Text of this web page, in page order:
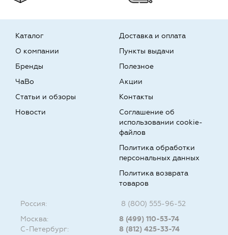
Каталог
О компании
Бренды
Доставка и оплата
Пункты выдачи
Полезное
ЧаВо
Статьи и обзоры
Новости
Акции
Контакты
Соглашение об
использовании cookie-
файлов
Политика обработки
персональных данных
Политика возврата
товаров
Россия:
8 (800) 555-96-52
Москва:
8 (499) 110-53-74
С-Петербург:
8 (812) 425-33-74